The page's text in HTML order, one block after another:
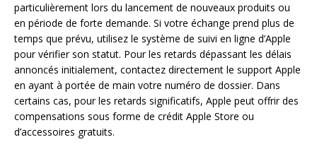
particulièrement lors du lancement de nouveaux produits ou
en période de forte demande. Si votre échange prend plus de
temps que prévu, utilisez le système de suivi en ligne d’Apple
pour vérifier son statut. Pour les retards dépassant les délais
annoncés initialement, contactez directement le support Apple
en ayant à portée de main votre numéro de dossier. Dans
certains cas, pour les retards significatifs, Apple peut offrir des
compensations sous forme de crédit Apple Store ou
d’accessoires gratuits.